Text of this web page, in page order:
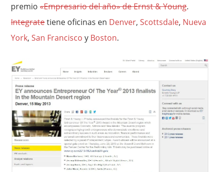
premio«Empresario del año» de Ernst & Young.
Integratetiene oficinas en Denver,Scottsdale, Nueva
York,San Francisco y Boston.